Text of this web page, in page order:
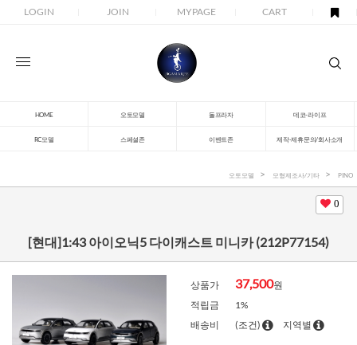
LOGIN JOIN MYPAGE CART
HOME 오토모델 돌프라자 데코-라이프
RC모델 스페셜존 이벤트존 제작-제휴문의/회사소개
오토모델 모형제조사/기타 PINO
0
[현대]1:43 아이오닉5 다이캐스트 미니카 (212P77154)
상품가 37,500원
적립금
1%
배송비
(조건) 지역별